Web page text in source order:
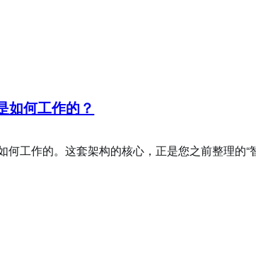
如何工作的？
何工作的。这套架构的核心，正是您之前整理的